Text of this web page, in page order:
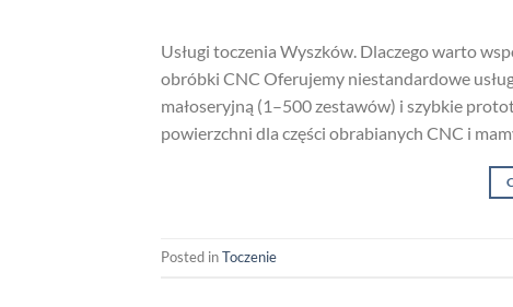
Usługi toczenia Wyszków. Dlaczego warto
obróbki CNC Oferujemy niestandardowe
małoseryjną (1–500 zestawów) i szybkie
powierzchni dla części obrabianych CNC i
Posted inToczenie